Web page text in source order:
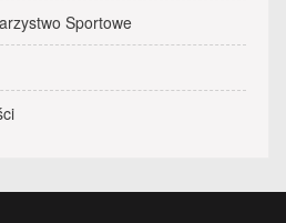
Sportowe